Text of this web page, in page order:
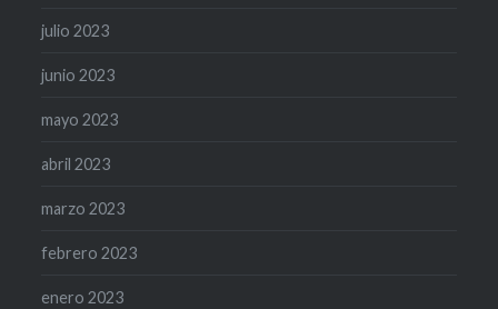
julio 2023
junio 2023
mayo 2023
abril 2023
marzo 2023
febrero 2023
enero 2023